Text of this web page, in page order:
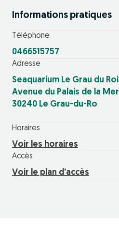
Informations pratiques
Téléphone
0466515757
Adresse
Seaquarium Le Grau du Roi
Avenue du Palais de la Mer
30240 Le Grau-du-Ro
Horaires
Voir les horaires
Accès
Voir le plan d'accès